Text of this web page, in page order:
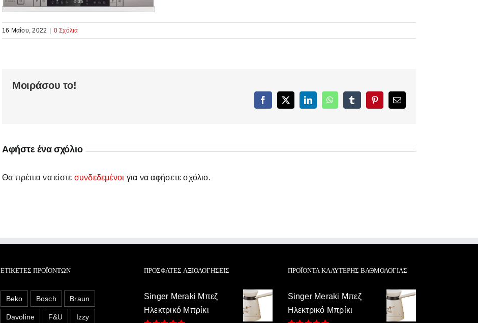
16 Μαΐου, 2022 | 0 Σχόλια
Μοιράσου το!
Facebook
X LinkedInWhatsAppTumblrPinterestEmail
Αφήστε ένα σχόλιο
Θα πρέπει να είστε συνδεδεμένοι για να αφήσετε σχόλιο.
ΕΤΙΚΈΤΕΣ ΠΡΟΪΌΝΤΩΝ
Beko Bosch Braun
Davoline F&U Izzy
ΠΡΌΣΦΑΤΕΣ ΑΞΙΟΛΟΓΉΣΕΙΣ
Singer Meraki Μπεζ
Ηλεκτρικό Μπρίκι
ΠΡΟΪΌΝΤΑ ΚΑΛΎΤΕΡΗΣ ΒΑΘΜΟΛΟΓΊΑΣ
Singer Meraki Μπεζ
Ηλεκτρικό Μπρίκι